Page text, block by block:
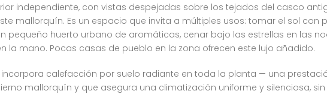
independiente, con vistas despejadas sobre los tejados del casco
mallorquín. Es un espacio que invita a múltiples usos: tomar el sol con
pequeño huerto urbano de aromáticas, cenar bajo las estrellas en las
la mano. Pocas casas de pueblo en la zona ofrecen este lujo añadido.
calefacción por suelo radiante en toda la planta — una
mallorquín y que asegura una climatización uniforme y silenciosa,